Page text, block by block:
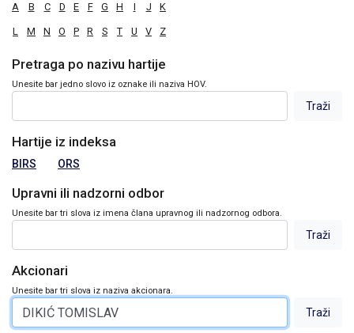
A B C D E F G H I J K
L M N O P R S T U V Z
Pretraga po nazivu hartije
Unesite bar jedno slovo iz oznake ili naziva HOV.
Hartije iz indeksa
BIRS ORS
Upravni ili nadzorni odbor
Unesite bar tri slova iz imena člana upravnog ili nadzornog odbora.
Akcionari
Unesite bar tri slova iz naziva akcionara.